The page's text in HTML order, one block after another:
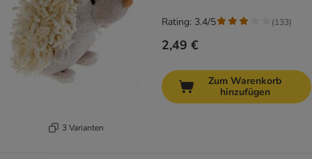
3 Varianten
2,49 €
Rating: 3.4/5 (133)
Zum Warenkorb
hinzufügen